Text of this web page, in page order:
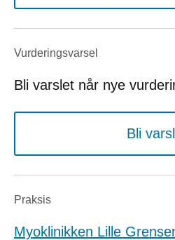
Vurderings­varsel
Bli varslet når nye
Bli
Praksis
Myoklinikken Lille